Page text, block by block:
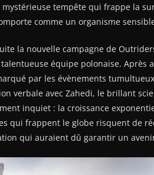
tempête qui frappe la
comme un organisme
la nouvelle campagne de
équipe polonaise. Après
par les évènements
verbale avec Zahedi, le brillant
inquiet : la croissance
qui frappent le globe risquent de
qui auraient dû garantir un